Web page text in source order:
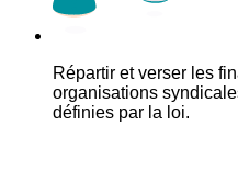
Répartir et verser les
organisations
définies par la loi.